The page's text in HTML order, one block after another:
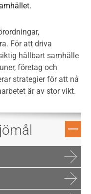
För att driva
hållbart samhälle
företag och
strategier för att nå
är av stor vikt.